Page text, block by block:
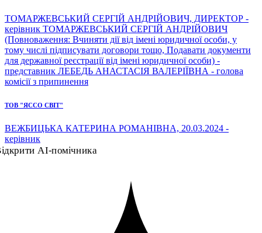
ТОМАРЖЕВСЬКИЙ СЕРГІЙ АНДРІЙОВИЧ, ДИРЕКТОР -
керівник ТОМАРЖЕВСЬКИЙ СЕРГІЙ АНДРІЙОВИЧ
(Повноваження: Вчиняти дії від імені юридичної особи, у
тому числі підписувати договори тощо, Подавати документи
для державної реєстрації від імені юридичної особи) -
представник ЛЕБЕДЬ АНАСТАСІЯ ВАЛЕРІЇВНА - голова
комісії з припинення
ТОВ "ЯССО СВІТ"
ВЕЖБИЦЬКА КАТЕРИНА РОМАНІВНА, 20.03.2024 -
керівник
AI-помічника